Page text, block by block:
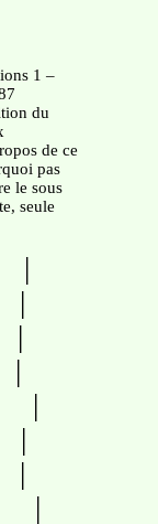
1 –
du
de ce
pas
le sous
seule
|
|
|
|
|
|
|
|